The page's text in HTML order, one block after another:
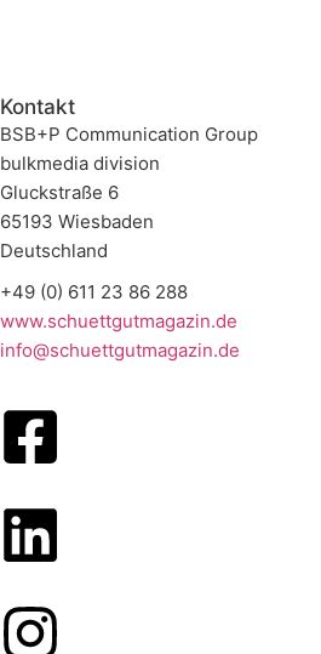
Kontakt
BSB+P Communication Group
bulkmedia division
Gluckstraße 6
65193 Wiesbaden
Deutschland
+49 (0) 611 23 86 288
www.schuettgutmagazin.de
info@schuettgutmagazin.de